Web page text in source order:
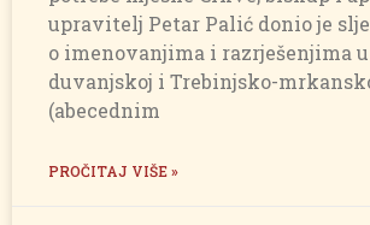
upravitelj Petar Palić donio je
o imenovanjima i razrješenjima
duvanjskoj i Trebinjsko-
(abecednim
PROČITAJ VIŠE »